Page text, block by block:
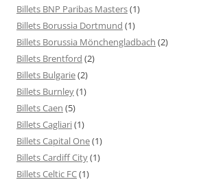
Billets BNP Paribas Masters(1)
Billets Borussia Dortmund (1)
Billets Borussia Mönchengladbach (2)
Billets Brentford (2)
Billets Bulgarie(2)
Billets Burnley(1)
Billets Caen (5)
Billets Cagliari(1)
Billets Capital One(1)
Billets Cardiff City(1)
Billets Celtic FC(1)